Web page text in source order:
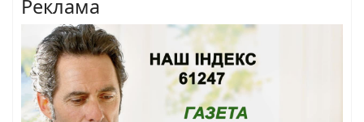
Реклама